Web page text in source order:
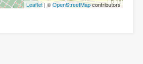
Leaflet| ©OpenStreetMapcontributors